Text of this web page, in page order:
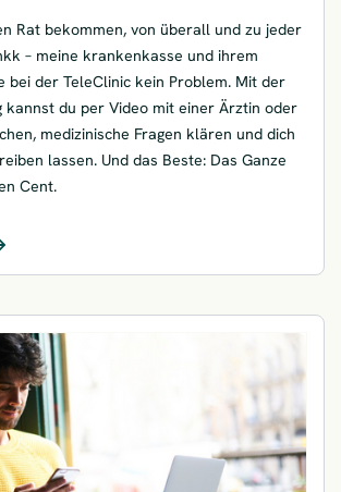
Rat bekommen, von überall und zu jeder
– meine krankenkasse und ihrem
bei der TeleClinic kein Problem. Mit der
kannst du per Video mit einer Ärztin oder
medizinische Fragen klären und dich
lassen. Und das Beste: Das Ganze
Cent.
der Online-Arzt deiner